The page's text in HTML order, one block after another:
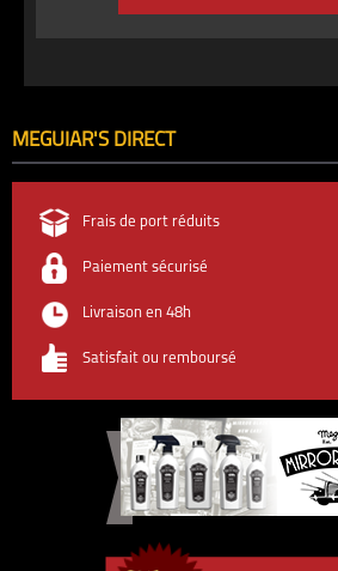
MEGUIAR'S DIRECT
Frais de port réduits
Paiement sécurisé
Livraison en 48h
Satisfait ou remboursé